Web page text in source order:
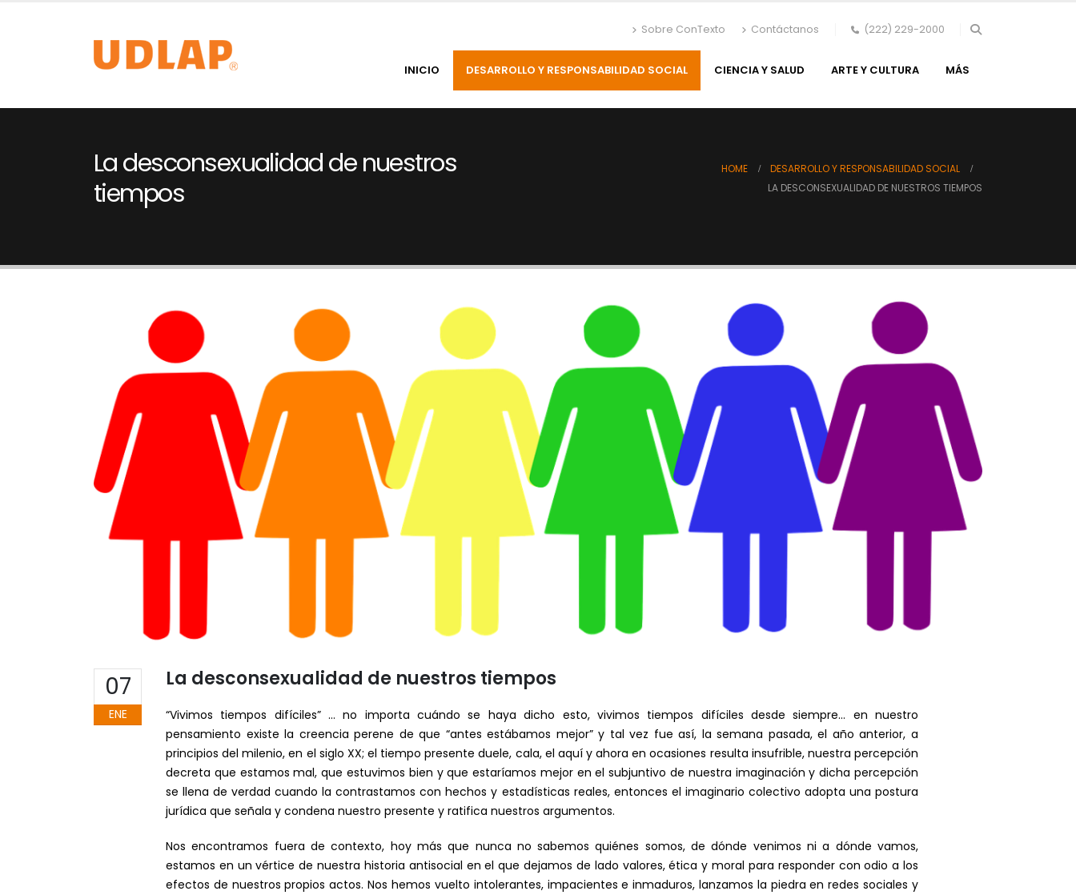
Sobre ConTexto Contáctanos (222) 229-2000
INICIO DESARROLLO Y RESPONSABILIDAD SOCIAL CIENCIA Y SALUD ARTE Y CULTURA MÁS
La desconsexualidad de nuestros
tiempos
HOME
DESARROLLO Y RESPONSABILIDAD SOCIAL
LA DESCONSEXUALIDAD DE NUESTROS TIEMPOS
07
ENE
La desconsexualidad de nuestros tiempos
“Vivimos tiempos difíciles” … no importa cuándo se haya dicho esto, vivimos tiempos difíciles desde siempre… en nuestro
pensamiento existe la creencia perene de que “antes estábamos mejor” y tal vez fue así, la semana pasada, el año anterior, a
principios del milenio, en el siglo XX; el tiempo presente duele, cala, el aquí y ahora en ocasiones resulta insufrible, nuestra percepción
decreta que estamos mal, que estuvimos bien y que estaríamos mejor en el subjuntivo de nuestra imaginación y dicha percepción
se llena de verdad cuando la contrastamos con hechos y estadísticas reales, entonces el imaginario colectivo adopta una postura
jurídica que señala y condena nuestro presente y ratifica nuestros argumentos.
Nos encontramos fuera de contexto, hoy más que nunca no sabemos quiénes somos, de dónde venimos ni a dónde vamos,
estamos en un vértice de nuestra historia antisocial en el que dejamos de lado valores, ética y moral para responder con odio a los
efectos de nuestros propios actos. Nos hemos vuelto intolerantes, impacientes e inmaduros, lanzamos la piedra en redes sociales y